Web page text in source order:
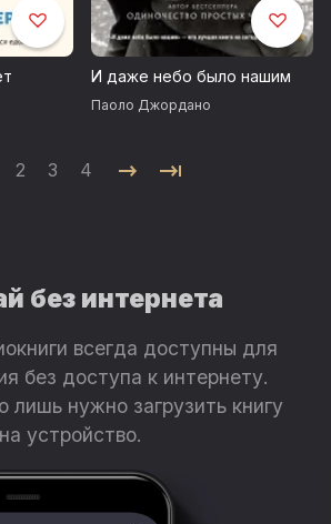
И даже небо было нашим
Паоло Джордано
2 3 4
без интернета
всегда доступны для
без доступа к интернету.
лишь нужно загрузить книгу
на устройство.